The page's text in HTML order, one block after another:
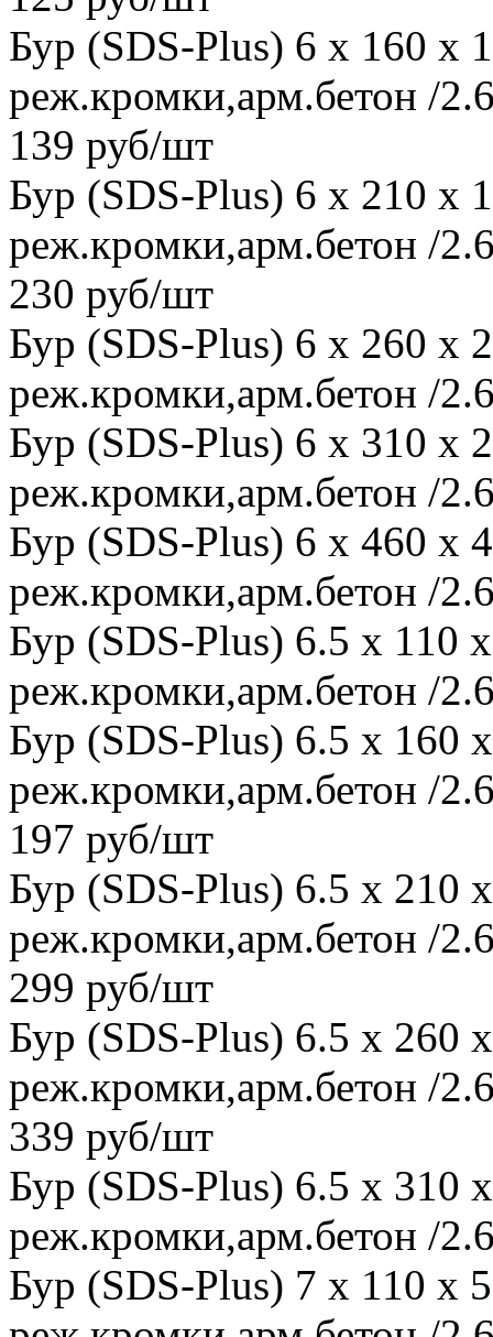
Бур (SDS-Plus) 6 x 160 x
реж.кромки,арм.бетон /
139 руб/шт
Бур (SDS-Plus) 6 x 210 x
реж.кромки,арм.бетон /
230 руб/шт
Бур (SDS-Plus) 6 x 260 x
реж.кромки,арм.бетон /
Бур (SDS-Plus) 6 x 310 x
реж.кромки,арм.бетон /
Бур (SDS-Plus) 6 x 460 x
реж.кромки,арм.бетон /
Бур (SDS-Plus) 6.5 x 110
реж.кромки,арм.бетон /
Бур (SDS-Plus) 6.5 x 160
реж.кромки,арм.бетон /
197 руб/шт
Бур (SDS-Plus) 6.5 x 210
реж.кромки,арм.бетон /
299 руб/шт
Бур (SDS-Plus) 6.5 x 260
реж.кромки,арм.бетон /
339 руб/шт
Бур (SDS-Plus) 6.5 x 310
реж.кромки,арм.бетон /
Бур (SDS-Plus) 7 x 110 x